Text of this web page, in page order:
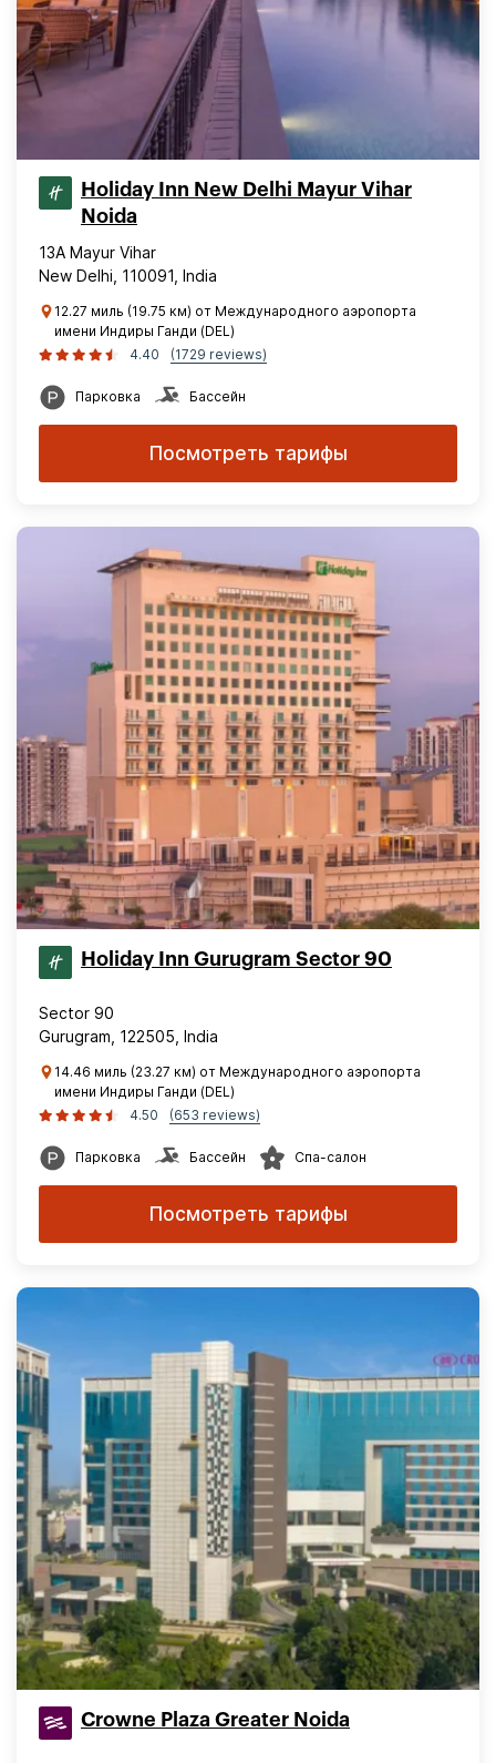
Holiday Inn New Delhi Mayur Vihar
Noida
13A Mayur Vihar
New Delhi, 110091, India
12.27 миль (19.75 км) от Международного аэропорта
имени Индиры Ганди (DEL)
4.40
(1729 reviews)
Парковка Бассейн
Посмотреть тарифы
Holiday Inn Gurugram Sector 90
Sector 90
Gurugram, 122505, India
14.46 миль (23.27 км) от Международного аэропорта
имени Индиры Ганди (DEL)
4.50
(653 reviews)
Парковка Бассейн Спа-салон
Посмотреть тарифы
Crowne Plaza Greater Noida